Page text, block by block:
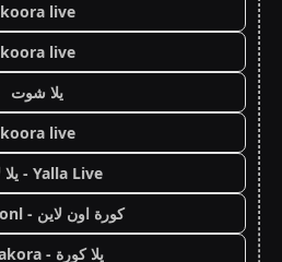
koora live
koora live
يلا شوت
koora live
Yalla Live - يلا لايف
كورة اون لاين - koora onl
يلا كورة - yallakora